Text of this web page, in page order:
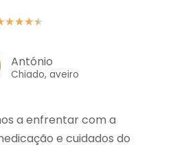
★★★★
António
Chiado, aveiro
a enfrentar com a
e cuidados do